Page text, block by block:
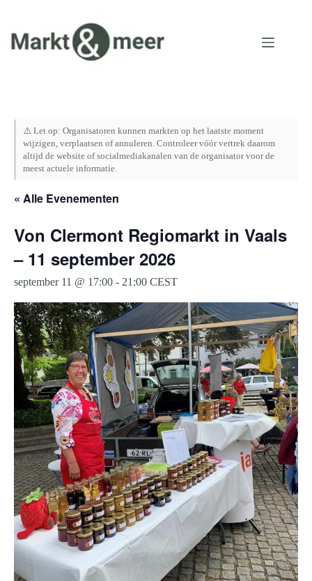
inhoud
⚠️ Let op: Organisatoren kunnen markten op het laatste moment
wijzigen, verplaatsen of annuleren. Controleer vóór vertrek daarom
altijd de website of socialmediakanalen van de organisator voor de
meest actuele informatie.
« Alle Evenementen
Von Clermont Regiomarkt in Vaals
– 11 september 2026
september 11 @ 17:00 - 21:00 CEST